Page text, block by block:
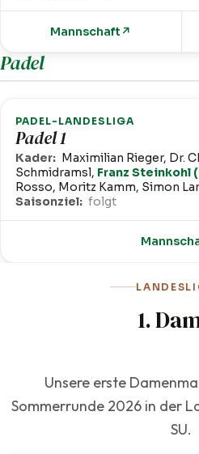
Mannschaft ↗
Padel
PADEL-LANDESLIGA
Padel 1
Kader: Maximilian Rieger, Dr.
Schmidramsl, Franz Steinkohl
Rosso, Moritz Kamm, Simon
Saisonziel: folgt
1.
Unsere erste
Sommerrunde 2026 in der
SU.